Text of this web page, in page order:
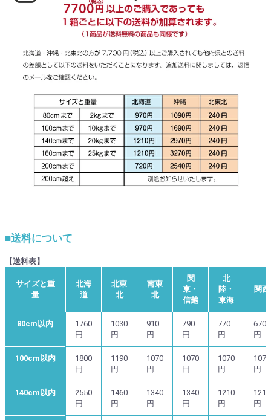
■送料について
【送料表】
サイズと重
量
北海
道
北東
北
南東
北
関
東・
信越
北
陸・
東海
関西
80cm以内
1760
円
1030
円
910
円
790
円
770
円
670
円
100cm以内
1800
円
1190
円
1070
円
1070
円
1070
円
1070
円
140cm以内
2550
円
1460
円
1340
円
1340
円
1210
円
1210
円